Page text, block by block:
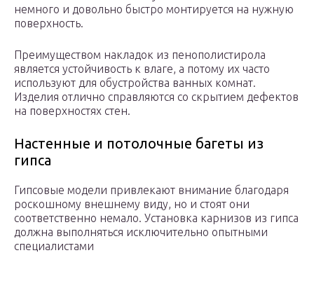
немного и довольно быстро монтируется на нужную
поверхность.
Преимуществом накладок из пенополистирола
является устойчивость к влаге, а потому их часто
используют для обустройства ванных комнат.
Изделия отлично справляются со скрытием дефектов
на поверхностях стен.
Настенные и потолочные багеты из
гипса
Гипсовые модели привлекают внимание благодаря
роскошному внешнему виду, но и стоят они
соответственно немало. Установка карнизов из гипса
должна выполняться исключительно опытными
специалистами